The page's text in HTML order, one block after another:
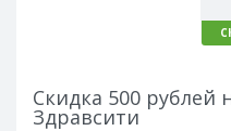
Скидка 500 рублей
Здравсити